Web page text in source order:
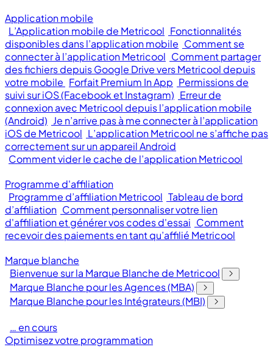
Application mobile
L’Application mobile de Metricool Fonctionnalités
disponibles dans l’application mobile Comment se
connecter à l’application Metricool Comment partager
des fichiers depuis Google Drive vers Metricool depuis
votre mobile Forfait Premium In App Permissions de
suivi sur iOS (Facebook et Instagram) Erreur de
connexion avec Metricool depuis l’application mobile
(Android) Je n’arrive pas à me connecter à l’application
iOS de Metricool L’application Metricool ne s’affiche pas
correctement sur un appareil Android
Comment vider le cache de l’application Metricool
Programme d'affiliation
Programme d’affiliation Metricool Tableau de bord
d’affiliation Comment personnaliser votre lien
d'affiliation et générer vos codes d'essai Comment
recevoir des paiements en tant qu’affilié Metricool
Marque blanche
Bienvenue sur la Marque Blanche de Metricool
Marque Blanche pour les Agences (MBA)
Marque Blanche pour les Intégrateurs (MBI)
… en cours
Optimisez votre programmation